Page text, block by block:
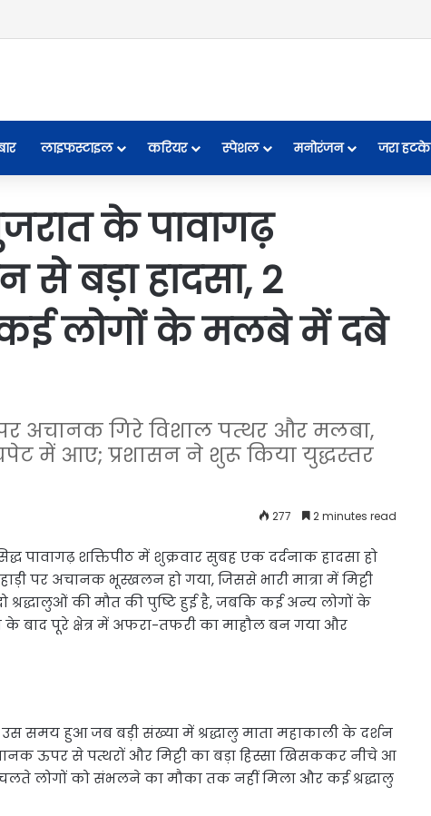
लाइफस्टाइल करियर स्पेशल मनोरंजन जरा हटके
के पावागढ़
बड़ा हादसा, 2
कई लोगों के मलबे में दबे
अचानक गिरे विशाल पत्थर और मलबा,
में आए; प्रशासन ने शुरू किया युद्धस्तर
277 2 minutes read
पावागढ़ शक्तिपीठ में शुक्रवार सुबह एक दर्दनाक हादसा हो
पर अचानक भूस्खलन हो गया, जिससे भारी मात्रा में मिट्टी
श्रद्धालुओं की मौत की पुष्टि हुई है, जबकि कई अन्य लोगों के
बाद पूरे क्षेत्र में अफरा-तफरी का माहौल बन गया और
समय हुआ जब बड़ी संख्या में श्रद्धालु माता महाकाली के दर्शन
ऊपर से पत्थरों और मिट्टी का बड़ा हिस्सा खिसककर नीचे आ
लोगों को संभलने का मौका तक नहीं मिला और कई श्रद्धालु